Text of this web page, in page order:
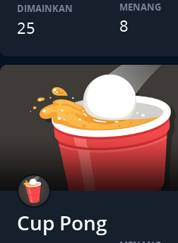
DIMAINKAN
25
MENANG
8
Cup Pong